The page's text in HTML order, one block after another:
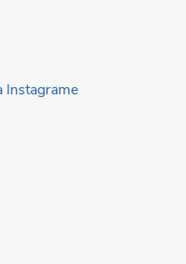
Instagrame